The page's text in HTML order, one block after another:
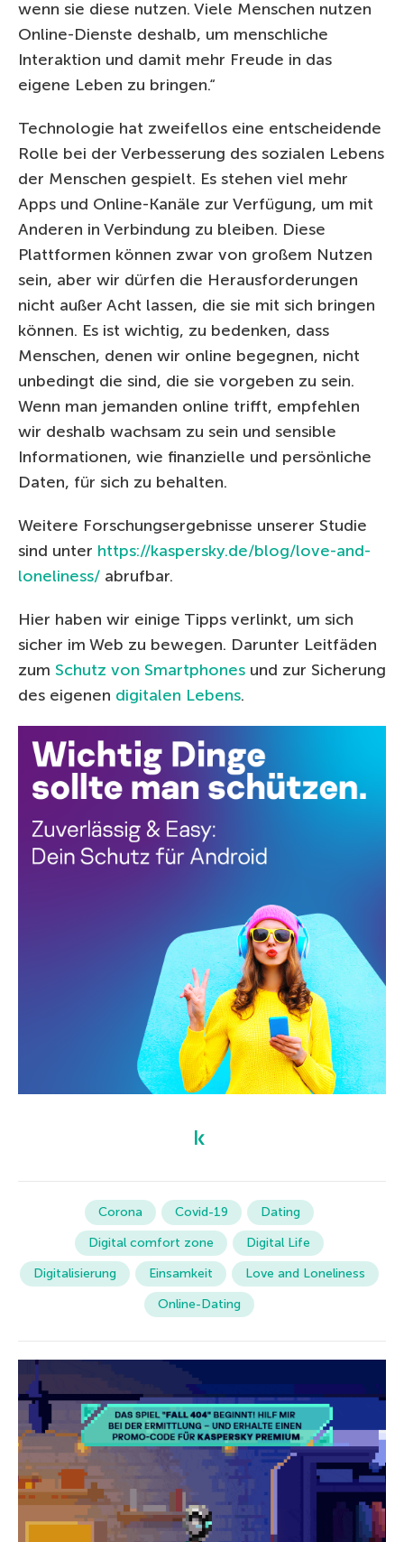
wenn sie diese nutzen. Viele Menschen nutzen
Online-Dienste deshalb, um menschliche
Interaktion und damit mehr Freude in das
eigene Leben zu bringen.“
Technologie hat zweifellos eine entscheidende
Rolle bei der Verbesserung des sozialen Lebens
der Menschen gespielt. Es stehen viel mehr
Apps und Online-Kanäle zur Verfügung, um mit
Anderen in Verbindung zu bleiben. Diese
Plattformen können zwar von großem Nutzen
sein, aber wir dürfen die Herausforderungen
nicht außer Acht lassen, die sie mit sich bringen
können. Es ist wichtig, zu bedenken, dass
Menschen, denen wir online begegnen, nicht
unbedingt die sind, die sie vorgeben zu sein.
Wenn man jemanden online trifft, empfehlen
wir deshalb wachsam zu sein und sensible
Informationen, wie finanzielle und persönliche
Daten, für sich zu behalten.
Weitere Forschungsergebnisse unserer Studie
sind unter https://kaspersky.de/blog/love-and-
loneliness/ abrufbar.
Hier haben wir einige Tipps verlinkt, um sich
sicher im Web zu bewegen. Darunter Leitfäden
zum Schutz von Smartphones und zur Sicherung
des eigenen digitalen Lebens.
Corona Covid-19
Dating
Digital comfort zone
Digital Life
Digitalisierung
Einsamkeit
Love and Loneliness
Online-Dating